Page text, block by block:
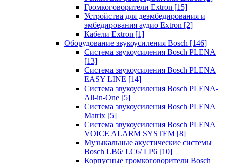
Громкоговорители Extron [15]
Устройства для деэмбедирования и
эмбедирования аудио Extron [2]
Кабели Extron [1]
Оборудование звукоусиления Bosch [146]
Система звукоусиления Bosch PLENA
[13]
Система звукоусиления Bosch PLENA
EASY LINE [14]
Система звукоусиления Bosch PLENA-
All-in-One [5]
Система звукоусиления Bosch PLENA
Matrix [5]
Система звукоусиления Bosch PLENA
VOICE ALARM SYSTEM [8]
Музыкальные акустические системы
Bosch LB6/ LC6/ LP6 [10]
Корпусные громкоговорители Bosch